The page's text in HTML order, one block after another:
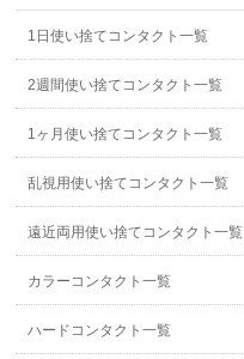
1日使い捨てコンタクト一覧
2週間使い捨てコンタクト一覧
1ヶ月使い捨てコンタクト一覧
乱視用使い捨てコンタクト一覧
遠近両用使い捨てコンタクト一覧
カラーコンタクト一覧
ハードコンタクト一覧